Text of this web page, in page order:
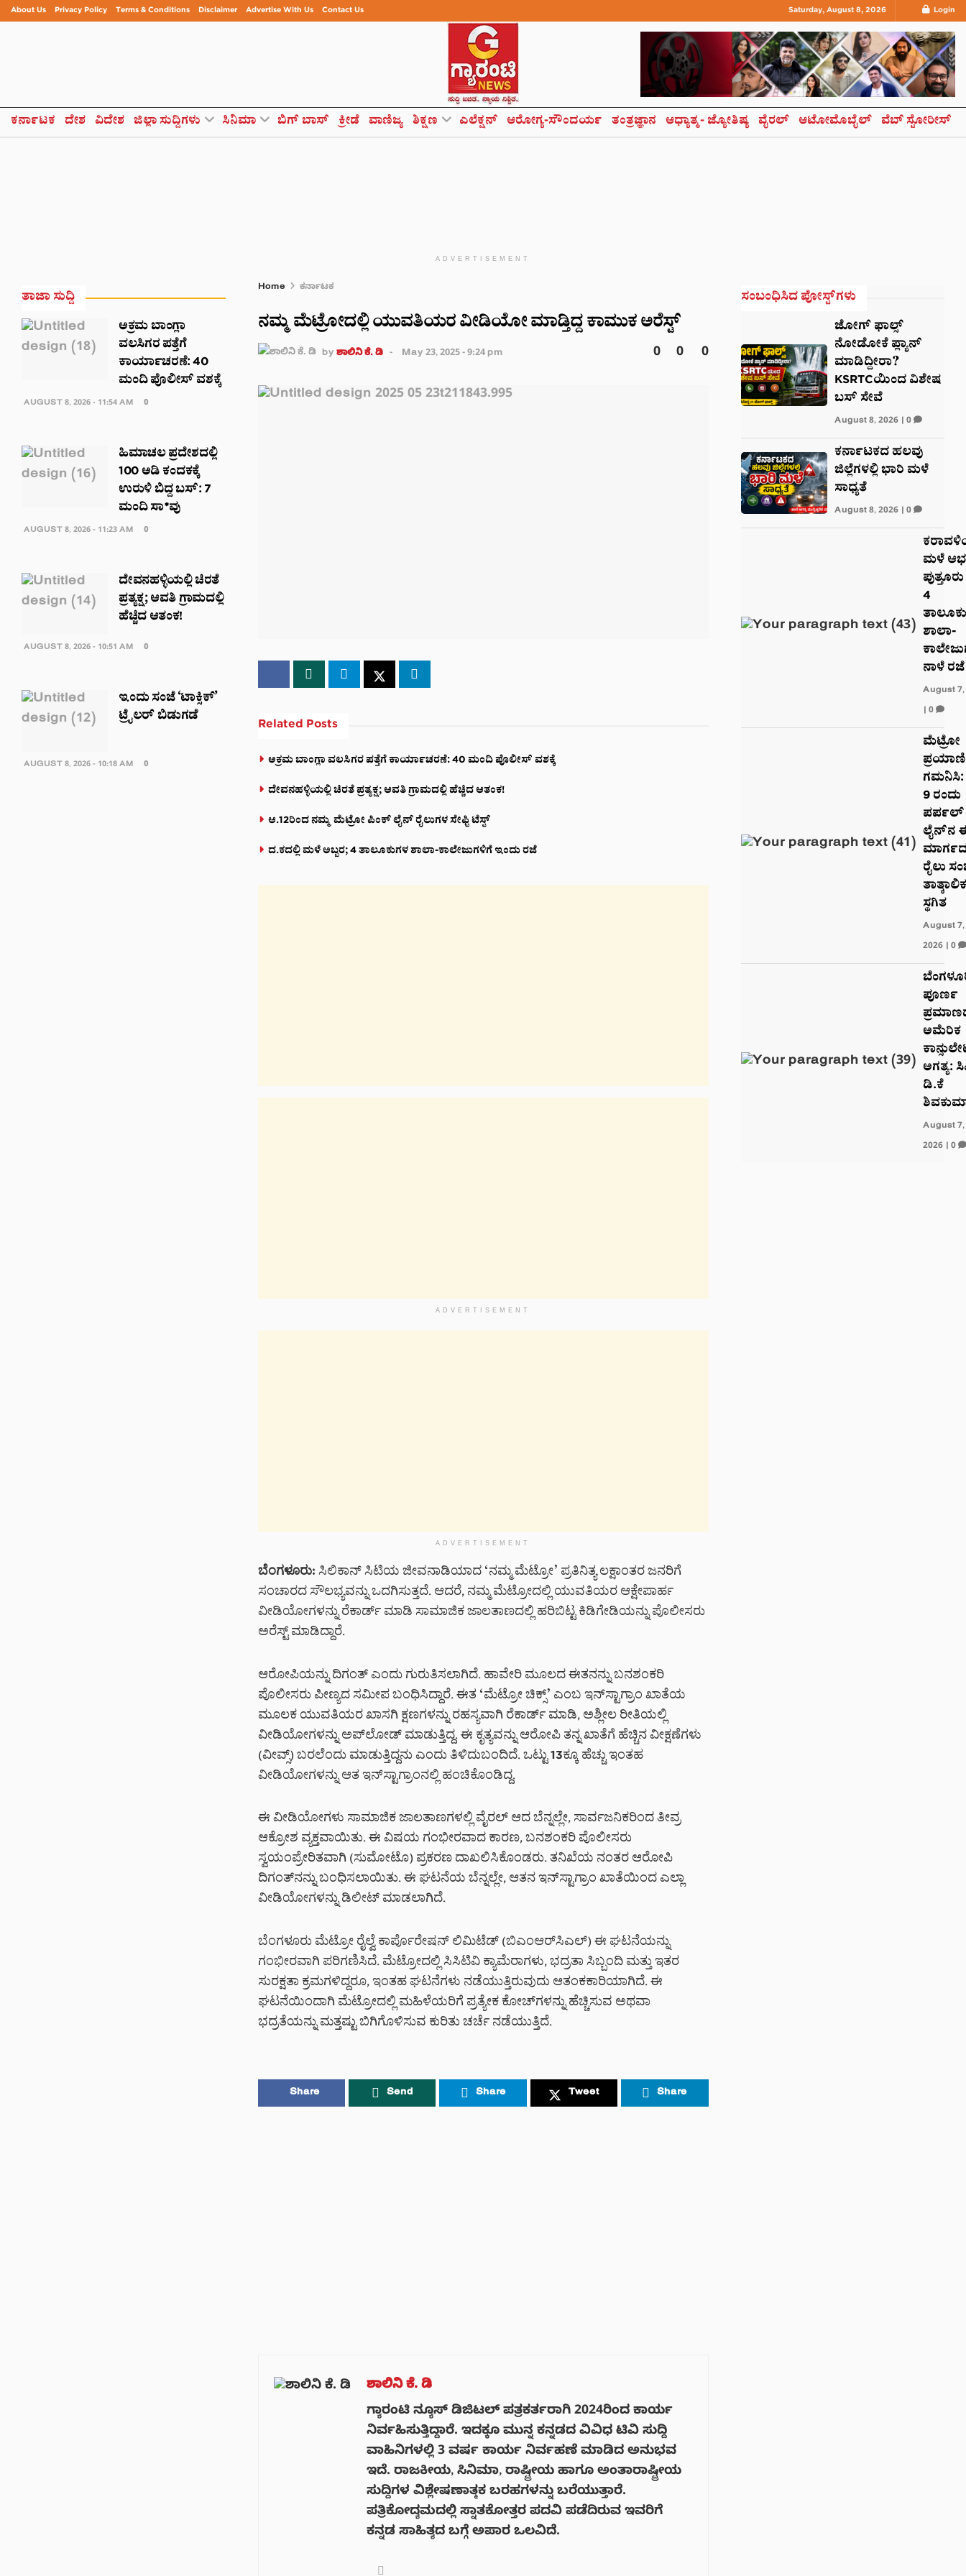
About Us Privacy Policy Terms & Conditions Disclaimer Advertise With Us Contact Us Saturday, August 8, 2026 Login
ಕರ್ನಾಟಕ ದೇಶ ವಿದೇಶ ಜಿಲ್ಲಾ ಸುದ್ದಿಗಳು ಸಿನಿಮಾ ಬಿಗ್ ಬಾಸ್ ಕ್ರೀಡೆ ವಾಣಿಜ್ಯ ಶಿಕ್ಷಣ ಎಲೆಕ್ಷನ್ ಆರೋಗ್ಯ-ಸೌಂದರ್ಯ ತಂತ್ರಜ್ಞಾನ ಆಧ್ಯಾತ್ಮ- ಜ್ಯೋತಿಷ್ಯ ವೈರಲ್ ಆಟೋಮೊಬೈಲ್ ವೆಬ್ ಸ್ಟೋರೀಸ್
ADVERTISEMENT
Home ಕರ್ನಾಟಕ
ನಮ್ಮ ಮೆಟ್ರೋದಲ್ಲಿ ಯುವತಿಯರ ವೀಡಿಯೋ ಮಾಡ್ತಿದ್ದ ಕಾಮುಕ ಅರೆಸ್ಟ್‌
by ಶಾಲಿನಿ ಕೆ. ಡಿ May 23, 2025 - 9:24 pm 0 0 0
Related Posts
ಅಕ್ರಮ ಬಾಂಗ್ಲಾ ವಲಸಿಗರ ಪತ್ತೆಗೆ ಕಾರ್ಯಾಚರಣೆ: 40 ಮಂದಿ ಪೊಲೀಸ್ ವಶಕ್ಕೆ
ದೇವನಹಳ್ಳಿಯಲ್ಲಿ ಚಿರತೆ ಪ್ರತ್ಯಕ್ಷ; ಆವತಿ ಗ್ರಾಮದಲ್ಲಿ ಹೆಚ್ಚಿದ ಆತಂಕ!
ಆ.12ರಿಂದ ನಮ್ಮ ಮೆಟ್ರೋ ಪಿಂಕ್ ಲೈನ್ ರೈಲುಗಳ ಸೇಫ್ಟಿ ಟೆಸ್ಟ್
ದ.ಕದಲ್ಲಿ ಮಳೆ ಅಬ್ಬರ; 4 ತಾಲೂಕುಗಳ ಶಾಲಾ-ಕಾಲೇಜುಗಳಿಗೆ ಇಂದು ರಜೆ
ADVERTISEMENT
ADVERTISEMENT
ಬೆಂಗಳೂರು:ಸಿಲಿಕಾನ್ ಸಿಟಿಯ ಜೀವನಾಡಿಯಾದ ‘ನಮ್ಮ ಮೆಟ್ರೋ’ ಪ್ರತಿನಿತ್ಯ ಲಕ್ಷಾಂತರ ಜನರಿಗೆ
ಸಂಚಾರದ ಸೌಲಭ್ಯವನ್ನು ಒದಗಿಸುತ್ತದೆ. ಆದರೆ, ನಮ್ಮ ಮೆಟ್ರೋದಲ್ಲಿ ಯುವತಿಯರ ಆಕ್ಷೇಪಾರ್ಹ
ವೀಡಿಯೋಗಳನ್ನು ರೆಕಾರ್ಡ್ ಮಾಡಿ ಸಾಮಾಜಿಕ ಜಾಲತಾಣದಲ್ಲಿ ಹರಿಬಿಟ್ಟ ಕಿಡಿಗೇಡಿಯನ್ನು ಪೊಲೀಸರು
ಅರೆಸ್ಟ್ ಮಾಡಿದ್ದಾರೆ.
ಆರೋಪಿಯನ್ನು ದಿಗಂತ್ ಎಂದು ಗುರುತಿಸಲಾಗಿದೆ. ಹಾವೇರಿ ಮೂಲದ ಈತನನ್ನು ಬನಶಂಕರಿ
ಪೊಲೀಸರು ಪೀಣ್ಯದ ಸಮೀಪ ಬಂಧಿಸಿದ್ದಾರೆ. ಈತ ‘ಮೆಟ್ರೋ ಚಿಕ್ಸ್’ ಎಂಬ ಇನ್‌ಸ್ಟಾಗ್ರಾಂ ಖಾತೆಯ
ಮೂಲಕ ಯುವತಿಯರ ಖಾಸಗಿ ಕ್ಷಣಗಳನ್ನು ರಹಸ್ಯವಾಗಿ ರೆಕಾರ್ಡ್ ಮಾಡಿ, ಅಶ್ಲೀಲ ರೀತಿಯಲ್ಲಿ
ವೀಡಿಯೋಗಳನ್ನು ಅಪ್‌ಲೋಡ್ ಮಾಡುತ್ತಿದ್ದ. ಈ ಕೃತ್ಯವನ್ನು ಆರೋಪಿ ತನ್ನ ಖಾತೆಗೆ ಹೆಚ್ಚಿನ ವೀಕ್ಷಣೆಗಳು
(ವೀವ್ಸ್) ಬರಲೆಂದು ಮಾಡುತ್ತಿದ್ದನು ಎಂದು ತಿಳಿದುಬಂದಿದೆ. ಒಟ್ಟು 13ಕ್ಕೂ ಹೆಚ್ಚು ಇಂತಹ
ವೀಡಿಯೋಗಳನ್ನು ಆತ ಇನ್‌ಸ್ಟಾಗ್ರಾಂನಲ್ಲಿ ಹಂಚಿಕೊಂಡಿದ್ದ.
ಈ ವೀಡಿಯೋಗಳು ಸಾಮಾಜಿಕ ಜಾಲತಾಣಗಳಲ್ಲಿ ವೈರಲ್ ಆದ ಬೆನ್ನಲ್ಲೇ, ಸಾರ್ವಜನಿಕರಿಂದ ತೀವ್ರ
ಆಕ್ರೋಶ ವ್ಯಕ್ತವಾಯಿತು. ಈ ವಿಷಯ ಗಂಭೀರವಾದ ಕಾರಣ, ಬನಶಂಕರಿ ಪೊಲೀಸರು
ಸ್ವಯಂಪ್ರೇರಿತವಾಗಿ (ಸುಮೋಟೊ) ಪ್ರಕರಣ ದಾಖಲಿಸಿಕೊಂಡರು. ತನಿಖೆಯ ನಂತರ ಆರೋಪಿ
ದಿಗಂತ್‌ನನ್ನು ಬಂಧಿಸಲಾಯಿತು. ಈ ಘಟನೆಯ ಬೆನ್ನಲ್ಲೇ, ಆತನ ಇನ್‌ಸ್ಟಾಗ್ರಾಂ ಖಾತೆಯಿಂದ ಎಲ್ಲಾ
ವೀಡಿಯೋಗಳನ್ನು ಡಿಲೀಟ್ ಮಾಡಲಾಗಿದೆ.
ಬೆಂಗಳೂರು ಮೆಟ್ರೋ ರೈಲ್ವೆ ಕಾರ್ಪೊರೇಷನ್ ಲಿಮಿಟೆಡ್ (ಬಿಎಂಆರ್‌ಸಿಎಲ್) ಈ ಘಟನೆಯನ್ನು
ಗಂಭೀರವಾಗಿ ಪರಿಗಣಿಸಿದೆ. ಮೆಟ್ರೋದಲ್ಲಿ ಸಿಸಿಟಿವಿ ಕ್ಯಾಮೆರಾಗಳು, ಭದ್ರತಾ ಸಿಬ್ಬಂದಿ ಮತ್ತು ಇತರ
ಸುರಕ್ಷತಾ ಕ್ರಮಗಳಿದ್ದರೂ, ಇಂತಹ ಘಟನೆಗಳು ನಡೆಯುತ್ತಿರುವುದು ಆತಂಕಕಾರಿಯಾಗಿದೆ. ಈ
ಘಟನೆಯಿಂದಾಗಿ ಮೆಟ್ರೋದಲ್ಲಿ ಮಹಿಳೆಯರಿಗೆ ಪ್ರತ್ಯೇಕ ಕೋಚ್‌ಗಳನ್ನು ಹೆಚ್ಚಿಸುವ ಅಥವಾ
ಭದ್ರತೆಯನ್ನು ಮತ್ತಷ್ಟು ಬಿಗಿಗೊಳಿಸುವ ಕುರಿತು ಚರ್ಚೆ ನಡೆಯುತ್ತಿದೆ.
Share Send Share Tweet Share
ಶಾಲಿನಿ ಕೆ. ಡಿ
ಗ್ಯಾರಂಟಿ ನ್ಯೂಸ್ ಡಿಜಿಟಲ್ ಪತ್ರಕರ್ತರಾಗಿ 2024ರಿಂದ ಕಾರ್ಯ
ನಿರ್ವಹಿಸುತ್ತಿದ್ದಾರೆ. ಇದಕ್ಕೂ ಮುನ್ನ ಕನ್ನಡದ ವಿವಿಧ ಟಿವಿ ಸುದ್ದಿ
ವಾಹಿನಿಗಳಲ್ಲಿ 3 ವರ್ಷ ಕಾರ್ಯ ನಿರ್ವಹಣೆ ಮಾಡಿದ ಅನುಭವ
ಇದೆ. ರಾಜಕೀಯ, ಸಿನಿಮಾ, ರಾಷ್ಟ್ರೀಯ ಹಾಗೂ ಅಂತಾರಾಷ್ಟ್ರೀಯ
ಸುದ್ದಿಗಳ ವಿಶ್ಲೇಷಣಾತ್ಮಕ ಬರಹಗಳನ್ನು ಬರೆಯುತ್ತಾರೆ.
ಪತ್ರಿಕೋದ್ಯಮದಲ್ಲಿ ಸ್ನಾತಕೋತ್ತರ ಪದವಿ ಪಡೆದಿರುವ ಇವರಿಗೆ
ಕನ್ನಡ ಸಾಹಿತ್ಯದ ಬಗ್ಗೆ ಅಪಾರ ಒಲವಿದೆ.
ತಾಜಾ ಸುದ್ದಿ
ಅಕ್ರಮ ಬಾಂಗ್ಲಾ
ವಲಸಿಗರ ಪತ್ತೆಗೆ
ಕಾರ್ಯಾಚರಣೆ: 40
ಮಂದಿ ಪೊಲೀಸ್ ವಶಕ್ಕೆ
AUGUST 8, 2026 - 11:54 AM 0
ಹಿಮಾಚಲ ಪ್ರದೇಶದಲ್ಲಿ
100 ಅಡಿ ಕಂದಕಕ್ಕೆ
ಉರುಳಿ ಬಿದ್ದ ಬಸ್: 7
ಮಂದಿ ಸಾ*ವು
AUGUST 8, 2026 - 11:23 AM 0
ದೇವನಹಳ್ಳಿಯಲ್ಲಿ ಚಿರತೆ
ಪ್ರತ್ಯಕ್ಷ; ಆವತಿ ಗ್ರಾಮದಲ್ಲಿ
ಹೆಚ್ಚಿದ ಆತಂಕ!
AUGUST 8, 2026 - 10:51 AM 0
ಇಂದು ಸಂಜೆ ‘ಟಾಕ್ಸಿಕ್’
ಟ್ರೈಲರ್ ಬಿಡುಗಡೆ
AUGUST 8, 2026 - 10:18 AM 0
ಸಂಬಂಧಿಸಿದ ಪೋಸ್ಟ್‌ಗಳು
ಜೋಗ್ ಫಾಲ್ಸ್
ನೋಡೋಕೆ ಪ್ಲ್ಯಾನ್
ಮಾಡಿದ್ದೀರಾ?
KSRTCಯಿಂದ ವಿಶೇಷ
ಬಸ್ ಸೇವೆ
August 8, 2026| 0
ಕರ್ನಾಟಕದ ಹಲವು
ಜಿಲ್ಲೆಗಳಲ್ಲಿ ಭಾರಿ ಮಳೆ
ಸಾಧ್ಯತೆ
August 8, 2026| 0
ಮಳೆ
4
ಶಾಲಾ-
ನಾಳೆ ರಜೆ
August 7,
| 0
ಮೆಟ್ರೋ
ಗಮನಿಸಿ:
9 ರಂದು
ಪರ್ಪಲ್
ಲೈನ್‌ನ
ರೈಲು
ತಾತ್ಕಾಲಿಕ
ಸ್ಥಗಿತ
August 7,
2026| 0
ಪೂರ್ಣ
ಅಮೆರಿಕ
ಅಗತ್ಯ:
ಡಿ.ಕೆ
August 7,
2026| 0